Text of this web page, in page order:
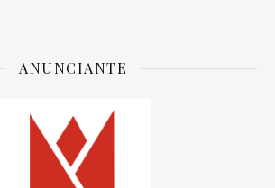
ANUNCIANTE